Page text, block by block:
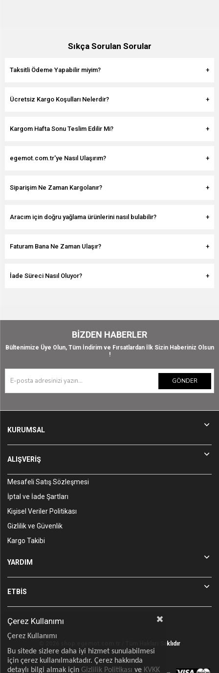
Sıkça Sorulan Sorular
Taksitli Ödeme Yapabilir miyim?
Ücretsiz Kargo Koşulları Nelerdir?
Kargom Hafta Sonu Teslim Edilir Mi?
egemot.com.tr'ye Nasıl Ulaşırım?
Siparişim Ne Zaman Kargolanır?
Aracım için doğru yağlama ürünlerini nasıl bulabilir?
Faturam Bana Ne Zaman Ulaşır?
İade Süreci Nasıl Oluyor?
BIZDEN HABERLER
Bültenimize Üye Olun, Tüm İndirim ve Fırsatlardan İlk Sizin Haberiniz Olsun
!
GÖNDER
KURUMSAL
ALIŞVERİŞ
Mesafeli Satış Sözleşmesi
İptal ve İade Şartları
Kişisel Veriler Politikası
Gizlilik ve Güvenlik
Kargo Takibi
YARDIM
ETBİS
© 2026 shop.egemot.com.tr / Tüm Hakları Saklıdır
Çerez Kullanımı
Çerez Kullanımı
Bu sitede sizlere daha iyi hizmet sunulabilmesi
için çerez kullanılmaktadır. Çerez hakkında
detaylı bilgi almak için Gizlilik Politikası ve KVKK